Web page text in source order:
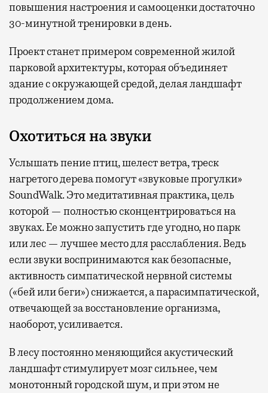
повышения настроения и самооценки достаточно
30-минутной тренировки в день.
Проект станет примером современной жилой
парковой архитектуры, которая объединяет
здание с окружающей средой, делая ландшафт
продолжением дома.
Охотиться на звуки
Услышать пение птиц, шелест ветра, треск
нагретого дерева помогут «звуковые прогулки»
SoundWalk. Это медитативная практика, цель
которой — полностью сконцентрироваться на
звуках. Ее можно запустить где угодно, но парк
или лес — лучшее место для расслабления. Ведь
если звуки воспринимаются как безопасные,
активность симпатической нервной системы
(«бей или беги») снижается, а парасимпатической,
отвечающей за восстановление организма,
наоборот, усиливается.
В лесу постоянно меняющийся акустический
ландшафт стимулирует мозг сильнее, чем
монотонный городской шум, и при этом не